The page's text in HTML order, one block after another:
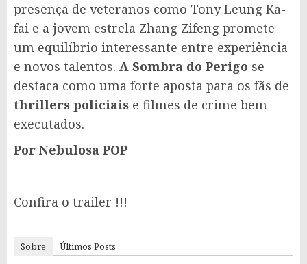
presença de veteranos como Tony Leung Ka-
fai e a jovem estrela Zhang Zifeng promete
um equilíbrio interessante entre experiência
e novos talentos. A Sombra do Perigo se
destaca como uma forte aposta para os fãs de
thrillers policiais e filmes de crime bem
executados.
Por Nebulosa POP
Confira o trailer !!!
Sobre Últimos Posts